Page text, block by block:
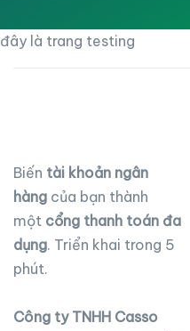
đây là trang testing
Biến tài khoản ngân
hàng của bạn thành
một cổng thanh toán đa
dụng. Triển khai trong 5
phút.
Công ty TNHH Casso